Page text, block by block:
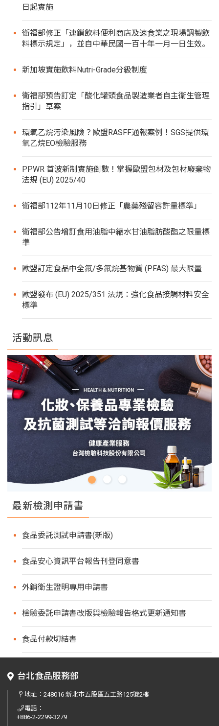
日起實施
衛福部修正「連鎖飲料便利商店及速食業之現場調製飲
料標示規定」，並自中華民國一百十年一月一日生效。
新加坡實施飲料Nutri-Grade分級制度
衛福部預告訂定「酸化罐頭食品製造業者自主衛生管理
指引」草案
環氧乙烷污染風險？歐盟RASFF通報案例！SGS提供環
氧乙烷EO檢驗服務
PPWR 首波新制實施倒數！掌握歐盟包材及包材廢棄物
法規 (EU) 2025/40
衛福部112年11月10日修正「農藥殘留容許量標準」
衛福部公告增訂食用油脂中縮水甘油脂肪酸酯之限量標
準
歐盟訂定食品中全氟/多氟烷基物質 (PFAS) 最大限量
歐盟發布 (EU) 2025/351 法規：強化食品接觸材料安全
標準
活動訊息
最新檢測申請書
食品委託測試申請書(新版)
食品安心資訊平台報告刊登同意書
外銷衛生證明專用申請書
檢驗委託申請書改版與檢驗報告格式更新通知書
食品付款切結書
台北食品服務部
地址：248016 新北市五股區五工路125號2樓
電話：
+886-2-2299-3279